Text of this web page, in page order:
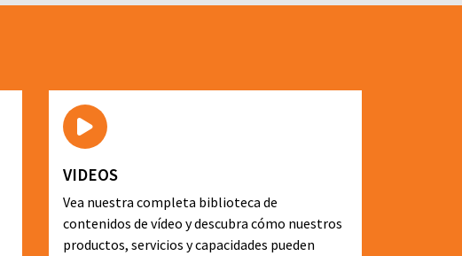
VIDEOS
Vea nuestra completa biblioteca de
contenidos de vídeo y descubra cómo nuestros
productos, servicios y capacidades pueden